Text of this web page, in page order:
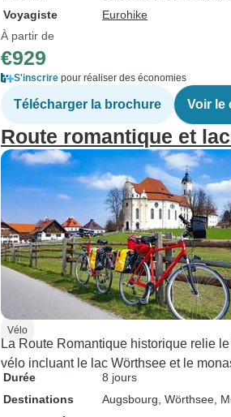
Voyagiste
Eurohike
À partir de
€929
S'inscrire pour réaliser des économies
Télécharger la brochure Voir le
Route romantique et
Vélo
La Route Romantique historique relie
vélo incluant le lac Wörthsee et le
Durée
8 jours
Destinations
Augsbourg , Wörthsee ,